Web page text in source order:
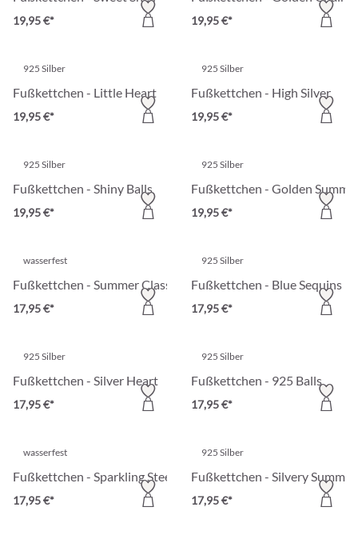
19,95 €* 19,95 €*
925 Silber
Fußkettchen - Little Heart
19,95 €*
925 Silber
Fußkettchen - High Silver
19,95 €*
925 Silber
Fußkettchen - Shiny Balls
19,95 €*
925 Silber
Fußkettchen - Golden
19,95 €*
wasserfest
Fußkettchen - Summer Classic
17,95 €*
925 Silber
Fußkettchen - Blue Sequins
17,95 €*
925 Silber
Fußkettchen - Silver Heart
17,95 €*
925 Silber
Fußkettchen - 925 Balls
17,95 €*
wasserfest
Fußkettchen - Sparkling Steel
17,95 €*
925 Silber
Fußkettchen - Silvery Summer
17,95 €*